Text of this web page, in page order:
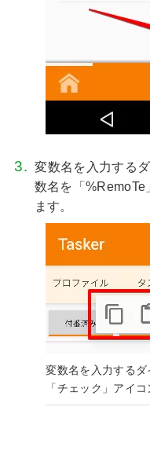
変数名を入力する
数名を「
ます。
変数名を入力する
「チェック」アイ